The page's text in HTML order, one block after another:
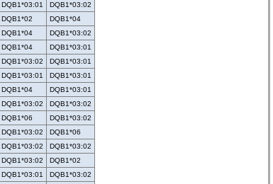
DQB1*03:01
DQB1*03:02
DQB1*02
DQB1*04
DQB1*04
DQB1*03:02
DQB1*04
DQB1*03:01
DQB1*03:02
DQB1*03:01
DQB1*03:01
DQB1*03:01
DQB1*04
DQB1*03:01
DQB1*03:02
DQB1*03:02
DQB1*06
DQB1*03:02
DQB1*03:02
DQB1*06
DQB1*03:02
DQB1*03:02
DQB1*03:02
DQB1*02
DQB1*03:01
DQB1*03:02